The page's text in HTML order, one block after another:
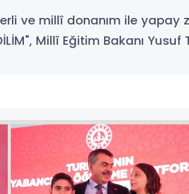
ve millî donanım ile yapay
Millî Eğitim Bakanı Yusuf